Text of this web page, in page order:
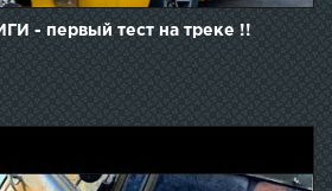
- первый тест на треке !!